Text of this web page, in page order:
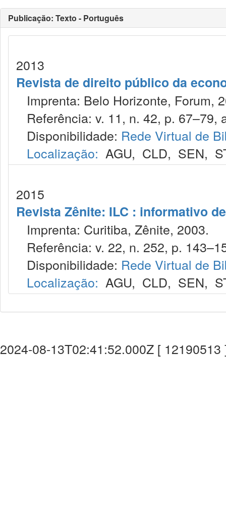
Publicação: Texto - Português
2013
Revista de direito público da
Imprenta: Belo Horizonte, Forum,
Referência: v. 11, n. 42, p. 67–79,
Disponibilidade: Rede Virtual de
Localização: AGU, CLD, SEN,
2015
Revista Zênite: ILC : informativo
Imprenta: Curitiba, Zênite, 2003.
Referência: v. 22, n. 252, p.
Disponibilidade: Rede Virtual de
Localização: AGU, CLD, SEN,
2024-08-13T02:41:52.000Z [ 12190513